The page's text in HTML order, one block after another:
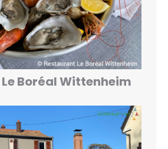
Boréal Wittenheim